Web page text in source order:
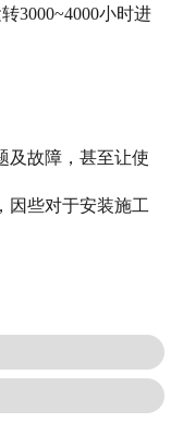
3000~4000小时进
及故障，甚至让使
因些对于安装施工